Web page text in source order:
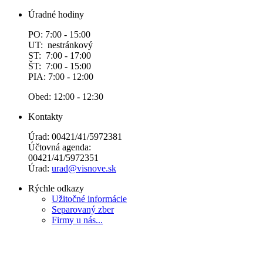
Úradné hodiny
PO: 7:00 - 15:00
UT: nestránkový
ST: 7:00 - 17:00
ŠT: 7:00 - 15:00
PIA: 7:00 - 12:00
Obed: 12:00 - 12:30
Kontakty
Úrad: 00421/41/5972381
Účtovná agenda:
00421/41/5972351
Úrad: urad@visnove.sk
Rýchle odkazy
Užitočné informácie
Separovaný zber
Firmy u nás...